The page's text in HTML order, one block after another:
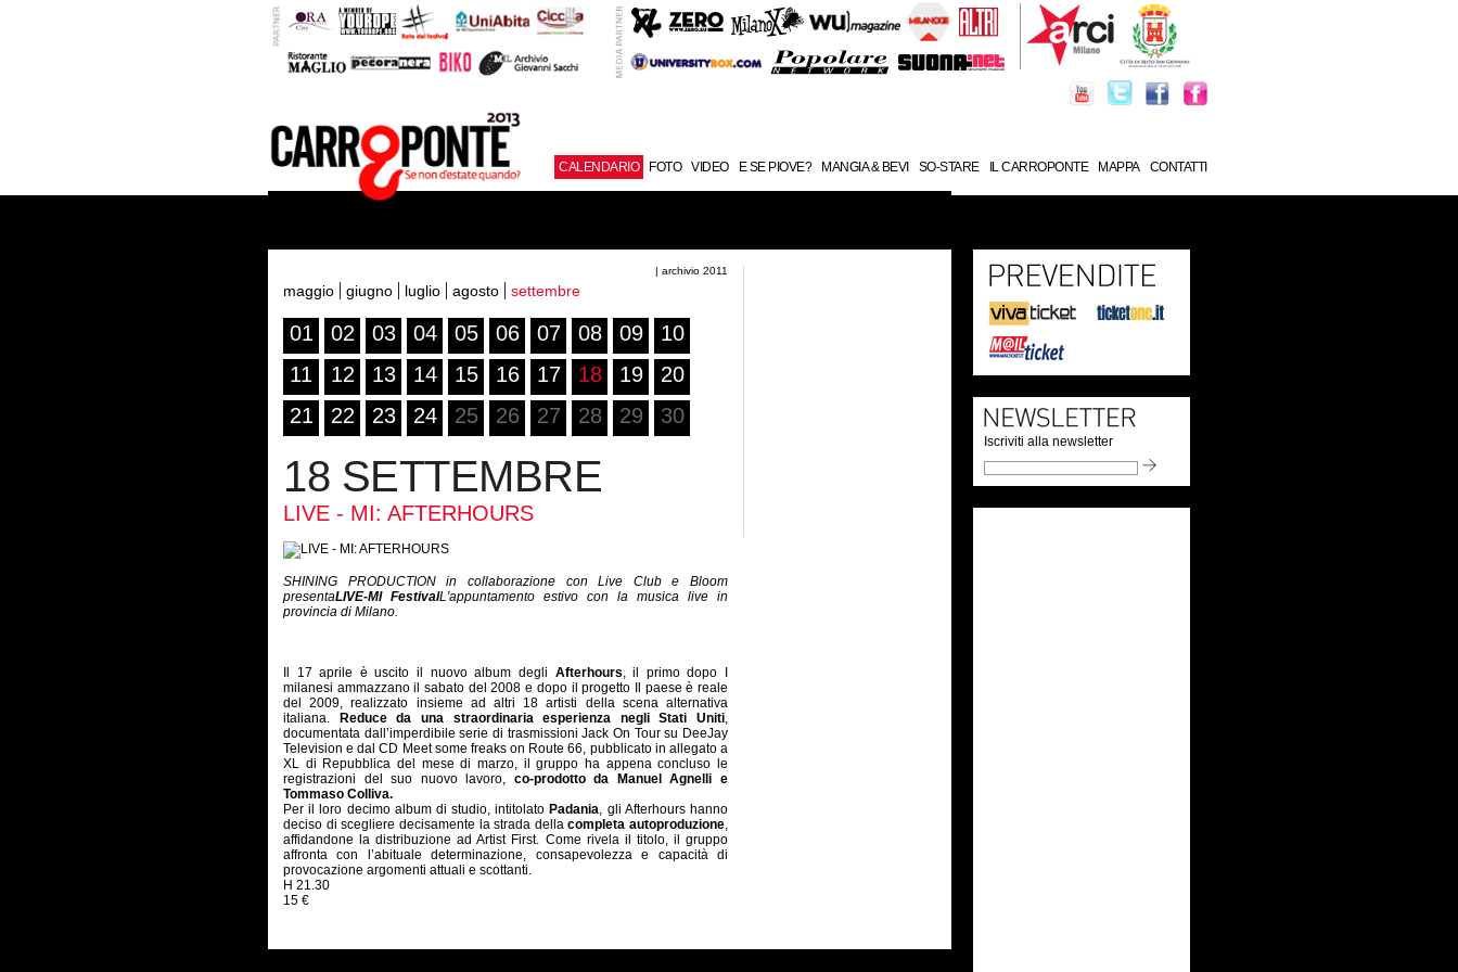
CALENDARIO FOTO VIDEO E SE PIOVE? MANGIA & BEVI SO-STARE IL CARROPONTE MAPPA CONTATTI
| archivio 2011
maggio giugno luglio agosto settembre
01 02 03 04 05 06 07 08 09
10
11
12 13 14 15 16 17 18 19
20
21
22 23 24 25 26 27 28 29 30
18 SETTEMBRE
LIVE - MI: AFTERHOURS
SHINING PRODUCTION in collaborazione con Live Club e Bloom
presentaLIVE-MI FestivalL'appuntamento estivo con la musica live in
provincia di Milano.
Il 17 aprile è uscito il nuovo album degli Afterhours, il primo dopo I
milanesi ammazzano il sabato del 2008 e dopo il progetto Il paese è reale
del 2009, realizzato insieme ad altri 18 artisti della scena alternativa
italiana.
Reduce da una straordinaria esperienza negli Stati Uniti,
documentata dall’imperdibile serie di trasmissioni Jack On Tour su DeeJay
Television e dal CD Meet some freaks on Route 66, pubblicato in allegato a
XL di Repubblica del mese di marzo, il gruppo ha appena concluso le
registrazioni del suo nuovo lavoro, co-prodotto da Manuel Agnelli e
Tommaso Colliva.
Per il loro decimo album di studio, intitolato Padania, gli Afterhours hanno
deciso di scegliere decisamente la strada dellacompleta autoproduzione,
affidandone la distribuzione ad Artist First. Come rivela il titolo, il gruppo
affronta con l’abituale determinazione, consapevolezza e capacità di
provocazione argomenti attuali e scottanti.
H 21.30
15 €
Iscriviti alla newsletter